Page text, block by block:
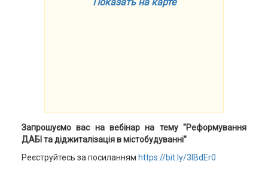
Запрошуємо вас на вебінар на тему "Реформування
ДАБІ та діджиталізація в містобудуванні"
Реєструйтесь за посиланням https://bit.ly/3lBdEr0